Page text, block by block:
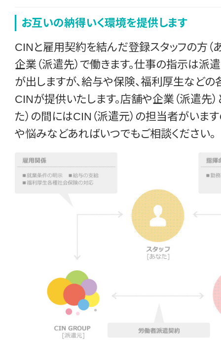
お互いの納得いく環境を提供します
CINと雇用契約を結んだ登録スタッフの方（
企業（派遣先）で働きます。仕事の指示は派
が出しますが、給与や保険、福利厚生など
CINが提供いたします。店舗や企業（派遣先）
た）の間にはCIN（派遣元）の担当者がいます
や悩みなどあればいつでもご相談ください。